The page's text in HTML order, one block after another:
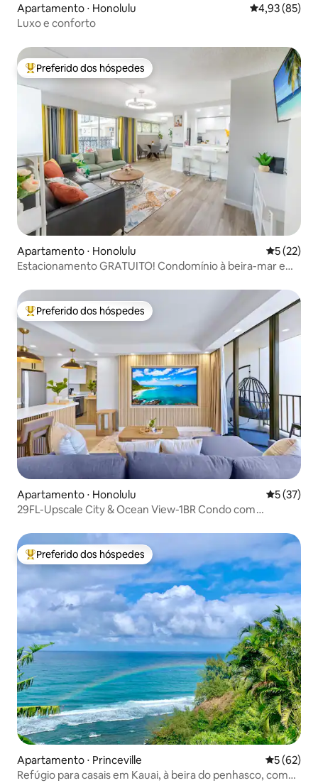
Apartamento ⋅ Honolulu 4,93 de uma
4,93 (85)
Luxo e conforto
Entre os melhores preferidos dos hóspedes
Preferido dos hóspedes
Apartamento ⋅ Honolulu 5 de uma
5 (22)
Estacionamento GRATUITO! Condomínio à beira-mar em
Entre os melhores preferidos dos hóspedes
Preferido dos hóspedes
Apartamento ⋅ Honolulu 5 de uma
5 (37)
29FL-Upscale City & Ocean View-1BR Condo com
Entre os melhores preferidos dos hóspedes
Preferido dos hóspedes
Apartamento ⋅ Princeville 5 de uma
5 (62)
Refúgio para casais em Kauai, à beira do penhasco, com